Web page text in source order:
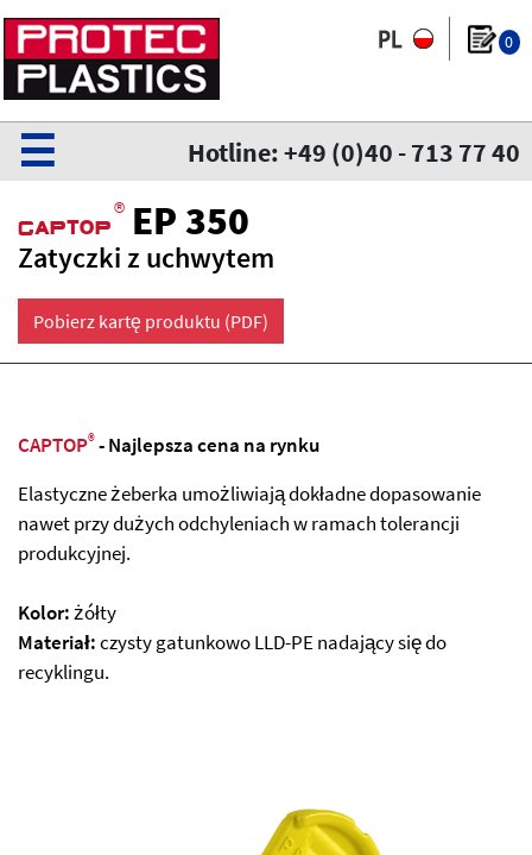
0
Hotline: +49 (0)40 - 713 77 40
☰
CaPtoP ® EP 350
Zatyczki z uchwytem
Pobierz kartę produktu (PDF)
CAPTOP®- Najlepsza cena na rynku
Elastyczne żeberka umożliwiają dokładne dopasowanie
nawet przy dużych odchyleniach w ramach tolerancji
produkcyjnej.
Kolor:żółty
Materiał:czysty gatunkowo LLD-PE nadający się do
recyklingu.